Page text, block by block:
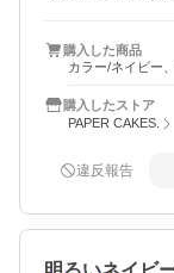
す　　以上
購入した商品
カラー/ネイビー
購入したストア
PAPER CAKES.
違反報告